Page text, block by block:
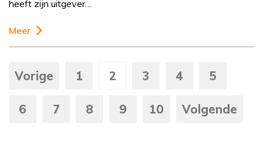
heeft zijn uitgever…
Meer
Vorige 1 2 3 4 5
6 7 8 9 10 Volgende